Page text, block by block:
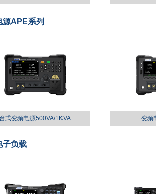
源APE系列
台式变频电源500VA/1KVA 变频
子负载